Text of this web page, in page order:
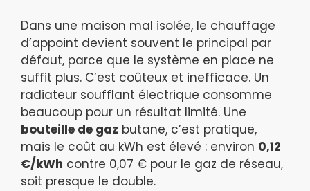
Dans une maison mal isolée, le chauffage
d’appoint devient souvent le principal par
défaut, parce que le système en place ne
suffit plus. C’est coûteux et inefficace. Un
radiateur soufflant électrique consomme
beaucoup pour un résultat limité. Une
bouteille de gaz butane, c’est pratique,
mais le coût au kWh est élevé : environ 0,12
€/kWh contre 0,07 € pour le gaz de réseau,
soit presque le double.